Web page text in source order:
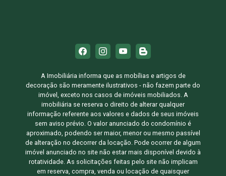
A Imobiliária informa que as mobílias e artigos de
decoração são meramente ilustrativos - não fazem parte do
imóvel, exceto nos casos de imóveis mobiliados. A
imobiliária se reserva o direito de alterar qualquer
informação referente aos valores e dados de seus imóveis
sem aviso prévio. O valor anunciado do condomínio é
aproximado, podendo ser maior, menor ou mesmo passível
de alteração no decorrer da locação. Pode ocorrer de algum
imóvel anunciado no site não estar mais disponível devido à
rotatividade. As solicitações feitas pelo site não implicam
em reserva, compra, venda ou locação de quaisquer